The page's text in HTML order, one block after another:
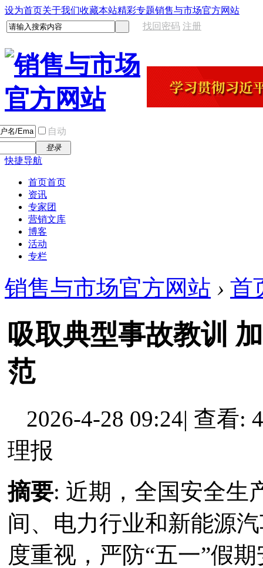
设为首页关于我们收藏本站精彩专题销售与市场官方网站
找回密码 注册
自动
登录
快捷导航
首页首页
资讯
专家团
营销文库
博客
活动
专栏
销售与市场官方网站 › 首
吸取典型事故教训
范
2026-4-28 09:24| 查看:
理报
摘要: 近期，全国安全生
间、电力行业和新能源
度重视，严防“五一”假